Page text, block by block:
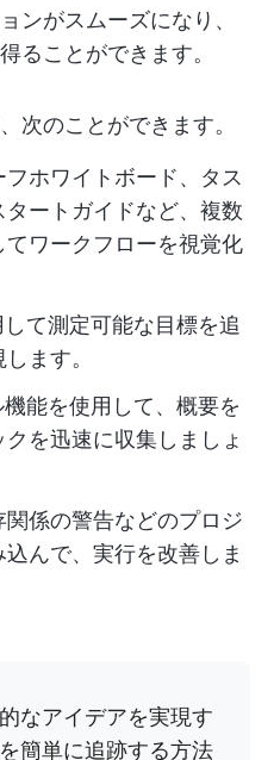
ンがスムーズになり、
ることができます。
次のことができます。
ホワイトボード、タス
ートガイドなど、複数
ワークフローを視覚化
して測定可能な目標を追
ます。
能を使用して、概要を
を迅速に収集しましょ
係の警告などのプロジ
んで、実行を改善しま
なアイデアを実現す
簡単に追跡する方法